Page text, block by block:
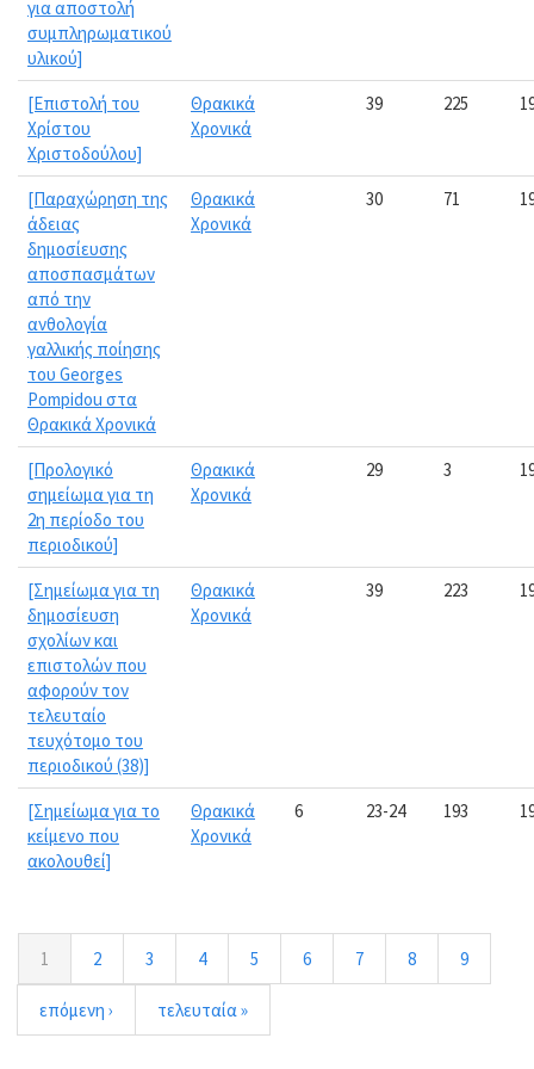
για αποστολή
συμπληρωματικού
υλικού]
[Επιστολή του
Χρίστου
Χριστοδούλου]
Θρακικά
Χρονικά
39 225
[Παραχώρηση της
άδειας
δημοσίευσης
αποσπασμάτων
από την
ανθολογία
γαλλικής ποίησης
του Georges
Pompidou στα
Θρακικά Χρονικά
Θρακικά
Χρονικά
30 71
[Προλογικό
σημείωμα για τη
2η περίοδο του
περιοδικού]
Θρακικά
Χρονικά
29 3
[Σημείωμα για τη
δημοσίευση
σχολίων και
επιστολών που
αφορούν τον
τελευταίο
τευχότομο του
περιοδικού (38)]
Θρακικά
Χρονικά
39 223
[Σημείωμα για το
κείμενο που
ακολουθεί]
Θρακικά
Χρονικά
6 23-24 193
1 2 3 4 5 6 7 8 9
επόμενη › τελευταία »